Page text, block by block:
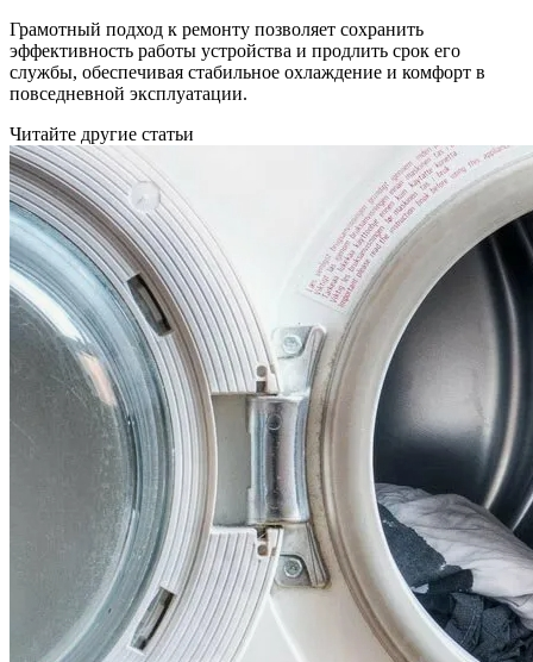
Грамотный подход к ремонту позволяет сохранить
эффективность работы устройства и продлить срок его
службы, обеспечивая стабильное охлаждение и комфорт в
повседневной эксплуатации.
Читайте другие статьи